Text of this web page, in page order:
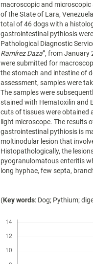
macroscopic and
of the State of Lara,
total of 46 dogs with a
gastrointestinal pythiosis
Pathological Diagnostic
Ramírez Daza”, from January
were submitted for
the stomach and intestine of
assessment, samples were
The samples were
stained with Hematoxilin and
cuts of tissues were obtained
light microscope. The results
gastrointestinal pythiosis is
moltinodular lesion that
Histopathologically, the
pyogranulomatous enteritis
long hyphae, few septa,
(Key words: Dog; Pythium;